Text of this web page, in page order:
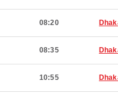
08:20
08:35
10:55